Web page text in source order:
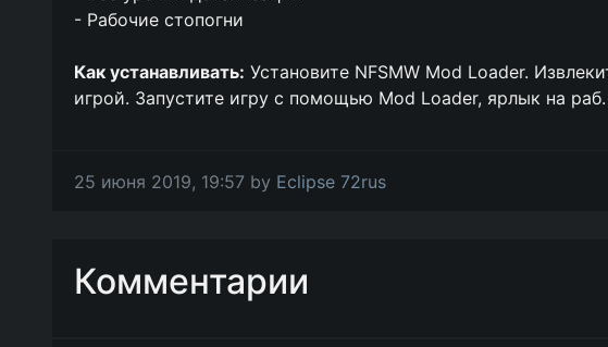
- Рабочие стопогни
Как устанавливать: Установите NFSMW Mod Loader.
игрой. Запустите игру с помощью Mod Loader, ярлык на раб.
25 июня 2019, 19:57 by Eclipse 72rus
Комментарии